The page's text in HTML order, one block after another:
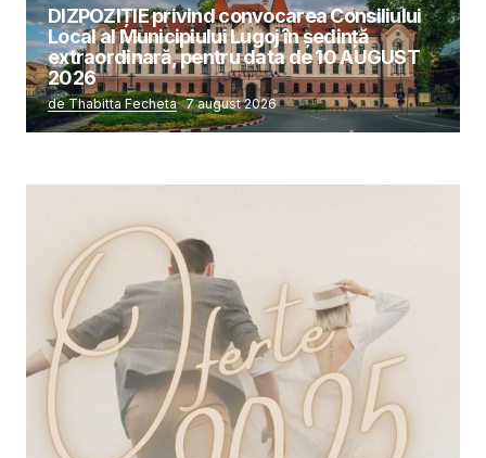
DIZPOZIȚIE privind convocarea Consiliului
Local al Municipiului Lugoj în şedinţă
extraordinară, pentru data de 10 AUGUST
2026
de Thabitta Fecheta 7 august 2026